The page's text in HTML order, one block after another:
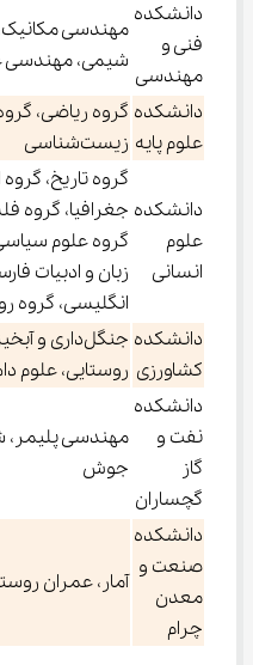
دانشکده
فنی و
مهندسی
مهندسی
شیمی، مهندسی
دانشکده
علوم پایه
گروه ریاضی،
زیست‌شناسی
دانشکده
علوم
انسانی
گروه تاریخ،
جغرافیا، گروه
گروه علوم
زبان و ادبیات
انگلیسی، گروه
دانشکده
کشاورزی
جنگل‌داری و
روستایی، علوم
دانشکده
نفت و
گاز
گچساران
مهندسی پلیمر،
جوش
دانشکده
صنعت و
معدن
چرام
آمار، عمران